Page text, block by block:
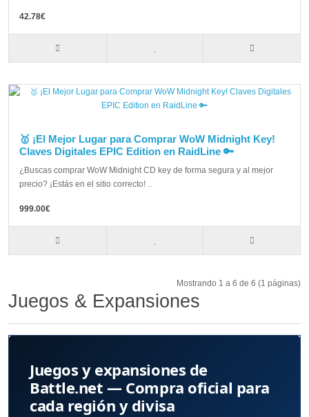
42.78€
🥇 ¡El Mejor Lugar para Comprar WoW Midnight Key!
Claves Digitales EPIC Edition en RaidLine 🔑
¿Buscas comprar WoW Midnight CD key de forma segura y al mejor
precio? ¡Estás en el sitio correcto! ..
999.00€
Mostrando 1 a 6 de 6 (1 páginas)
Juegos & Expansiones
Juegos y expansiones de
Battle.net — Compra oficial para
cada región y divisa